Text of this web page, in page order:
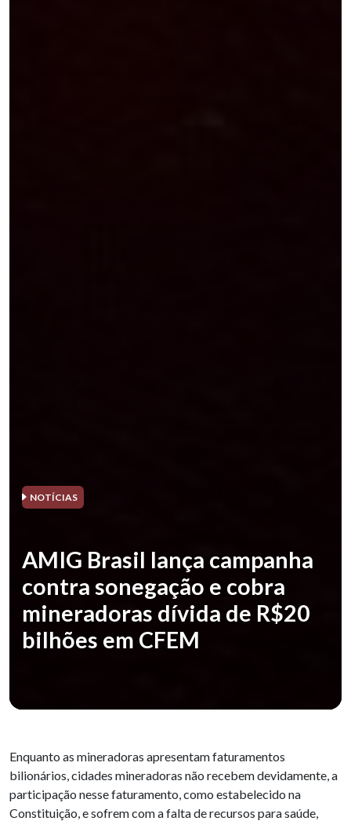
NOTÍCIAS
AMIG Brasil lança campanha
contra sonegação e cobra
mineradoras dívida de R$20
bilhões em CFEM
Enquanto as mineradoras apresentam faturamentos
bilionários, cidades mineradoras não recebem devidamente, a
participação nesse faturamento, como estabelecido na
Constituição, e sofrem com a falta de recursos para saúde,